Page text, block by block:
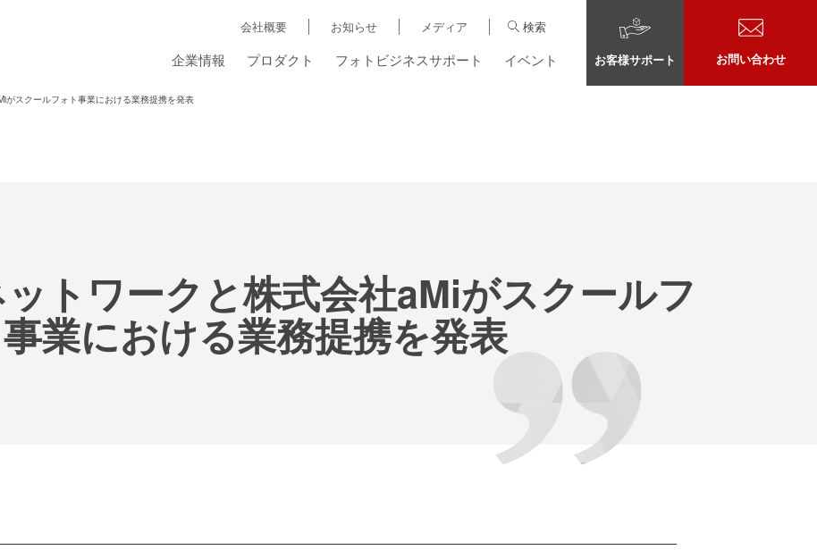
会社概要 お知らせ メディア 検索
企業情報 プロダクト フォトビジネスサポート イベント お客様サポート お問い合わせ
がスクールフォト事業における業務提携を発表
トワークと株式会社aMiがスクールフ
業における業務提携を発表